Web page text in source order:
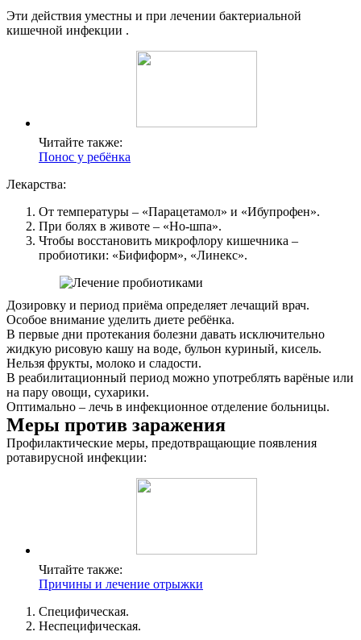
Эти действия уместны и при лечении бактериальной
кишечной инфекции .
Читайте также:
Понос у ребёнка
Лекарства:
От температуры – «Парацетамол» и «Ибупрофен».
При болях в животе – «Но-шпа».
Чтобы восстановить микрофлору кишечника –
пробиотики: «Бифиформ», «Линекс».
Дозировку и период приёма определяет лечащий врач.
Особое внимание уделить диете ребёнка.
В первые дни протекания болезни давать исключительно
жидкую рисовую кашу на воде, бульон куриный, кисель.
Нельзя фрукты, молоко и сладости.
В реабилитационный период можно употреблять варёные или
на пару овощи, сухарики.
Оптимально – лечь в инфекционное отделение больницы.
Меры против заражения
Профилактические меры, предотвращающие появления
ротавирусной инфекции:
Читайте также:
Причины и лечение отрыжки
Специфическая.
Неспецифическая.